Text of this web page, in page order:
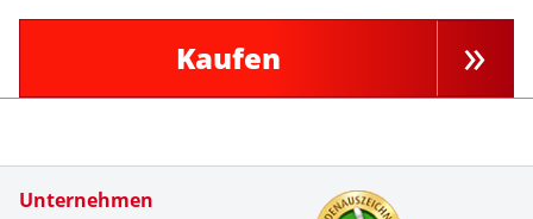
Kaufen
Unternehmen
Zertifikate